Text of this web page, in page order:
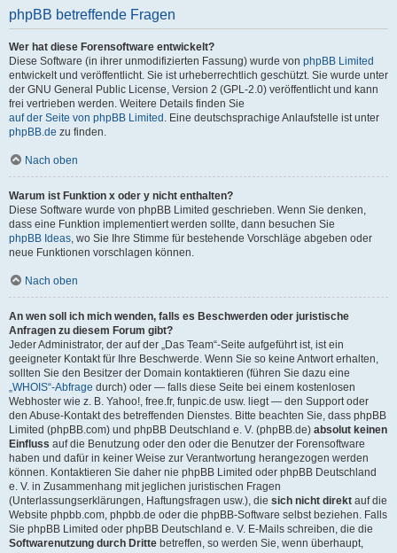
phpBB betreffende Fragen
Wer hat diese Forensoftware entwickelt?
Diese Software (in ihrer unmodifizierten Fassung) wurde von phpBB Limited
entwickelt und veröffentlicht. Sie ist urheberrechtlich geschützt. Sie wurde unter
der GNU General Public License, Version 2 (GPL-2.0) veröffentlicht und kann
frei vertrieben werden. Weitere Details finden Sie
auf der Seite von phpBB Limited . Eine deutschsprachige Anlaufstelle ist unter
phpBB.de zu finden.
Nach oben
Warum ist Funktion x oder y nicht enthalten?
Diese Software wurde von phpBB Limited geschrieben. Wenn Sie denken,
dass eine Funktion implementiert werden sollte, dann besuchen Sie
phpBB Ideas, wo Sie Ihre Stimme für bestehende Vorschläge abgeben oder
neue Funktionen vorschlagen können.
Nach oben
An wen soll ich mich wenden, falls es Beschwerden oder juristische
Anfragen zu diesem Forum gibt?
Jeder Administrator, der auf der „Das Team“-Seite aufgeführt ist, ist ein
geeigneter Kontakt für Ihre Beschwerde. Wenn Sie so keine Antwort erhalten,
sollten Sie den Besitzer der Domain kontaktieren (führen Sie dazu eine
„WHOIS“-Abfrage durch) oder — falls diese Seite bei einem kostenlosen
Webhoster wie z. B. Yahoo!, free.fr, funpic.de usw. liegt — den Support oder
den Abuse-Kontakt des betreffenden Dienstes. Bitte beachten Sie, dass phpBB
Limited (phpBB.com) und phpBB Deutschland e. V. (phpBB.de) absolut keinen
Einfluss auf die Benutzung oder den oder die Benutzer der Forensoftware
haben und dafür in keiner Weise zur Verantwortung herangezogen werden
können. Kontaktieren Sie daher nie phpBB Limited oder phpBB Deutschland
e. V. in Zusammenhang mit jeglichen juristischen Fragen
(Unterlassungserklärungen, Haftungsfragen usw.), die sich nicht direkt auf die
Website phpbb.com, phpbb.de oder die phpBB-Software selbst beziehen. Falls
Sie phpBB Limited oder phpBB Deutschland e. V. E-Mails schreiben, die die
Softwarenutzung durch Dritte betreffen, so werden Sie, wenn überhaupt,